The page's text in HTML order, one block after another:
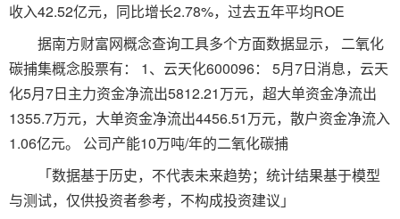
收入42.52亿元，同比增长2.78%，过去五年平均ROE
据南方财富网概念查询工具多个方面数据显示， 二氧化
碳捕集概念股票有： 1、云天化600096： 5月7日消息，云天
化5月7日主力资金净流出5812.21万元，超大单资金净流出
1355.7万元，大单资金净流出4456.51万元，散户资金净流入
1.06亿元。 公司产能10万吨/年的二氧化碳捕
「数据基于历史，不代表未来趋势；统计结果基于模型
与测试，仅供投资者参考，不构成投资建议」